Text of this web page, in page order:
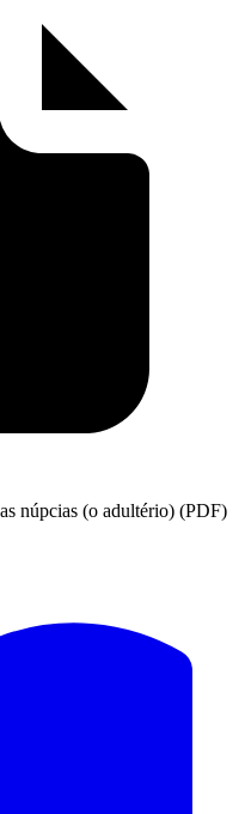
núpcias (o adultério) (PDF)